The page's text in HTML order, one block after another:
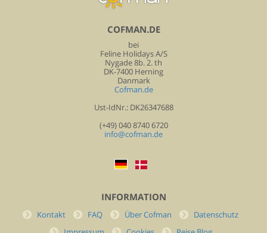
COFMAN.DE
bei
Feline Holidays A/S
Nygade 8b. 2. th
DK-7400 Herning
Danmark
Cofman.de
Ust-IdNr.: DK26347688
(+49) 040 8740 6720
info@cofman.de
INFORMATION
Kontakt FAQ Über Cofman
Datenschutz